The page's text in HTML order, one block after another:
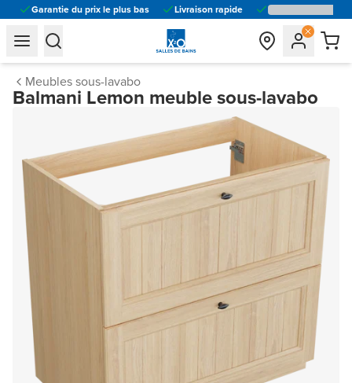
Garantie du prix le plus bas Livraison rapide
general.navigation.toggle_menu.label
general.navigation.toggle_menu.label
Meubles sous-lavabo
Balmani Lemon meuble sous-lavabo